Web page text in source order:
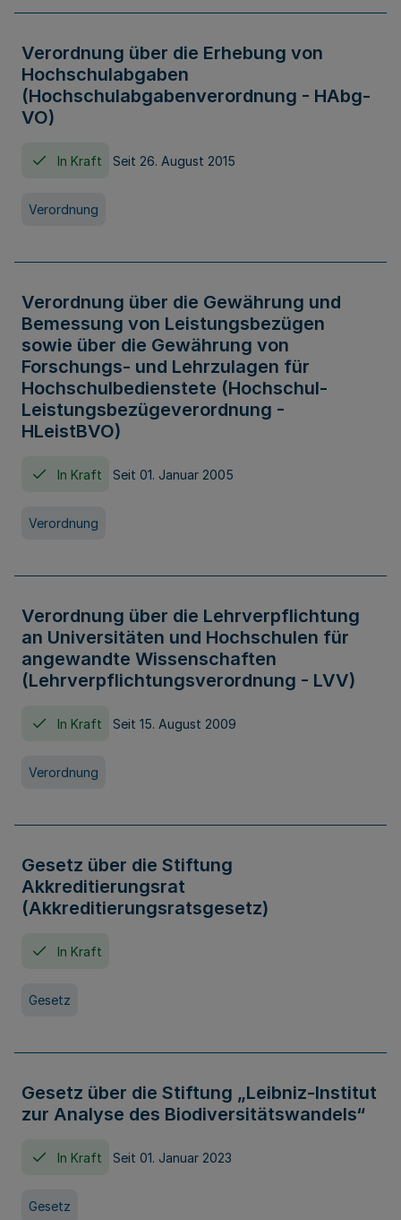
Verordnung über die Erhebung von
Hochschulabgaben
(Hochschulabgabenverordnung - HAbg-
VO)
In Kraft Seit 26. August 2015
Verordnung
Verordnung über die Gewährung und
Bemessung von Leistungsbezügen
sowie über die Gewährung von
Forschungs- und Lehrzulagen für
Hochschulbedienstete (Hochschul-
Leistungsbezügeverordnung -
HLeistBVO)
In Kraft Seit 01. Januar 2005
Verordnung
Verordnung über die Lehrverpflichtung
an Universitäten und Hochschulen für
angewandte Wissenschaften
(Lehrverpflichtungsverordnung - LVV)
In Kraft Seit 15. August 2009
Verordnung
Gesetz über die Stiftung
Akkreditierungsrat
(Akkreditierungsratsgesetz)
In Kraft
Gesetz
Gesetz über die Stiftung „Leibniz-Institut
zur Analyse des Biodiversitätswandels“
In Kraft Seit 01. Januar 2023
Gesetz